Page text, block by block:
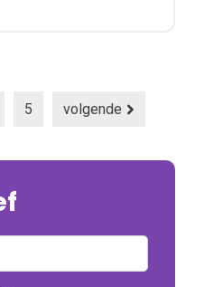
5 volgende